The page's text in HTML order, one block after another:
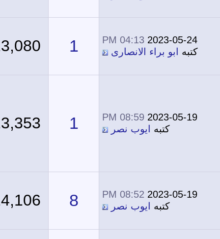
2023-05-24
04:13 PM
كتبهابو براء الانصارى 13,080
2023-05-19
08:59 PM
كتبهايوب نصر 13,353
2023-05-19
08:52 PM
كتبهايوب نصر 14,106